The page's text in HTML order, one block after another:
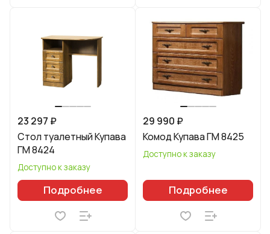
23 297 ₽
Стол туалетный Купава
ГМ 8424
Доступно к заказу
Подробнее
29 990 ₽
Комод Купава ГМ 8425
Доступно к заказу
Подробнее